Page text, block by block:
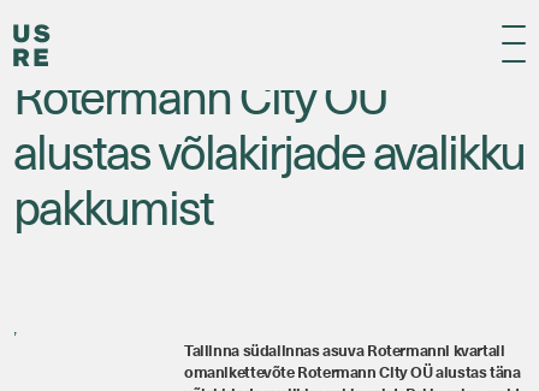
Tagasi
Rotermann City OÜ
alustas võlakirjade avalikku
pakkumist
,
Tallinna südalinnas asuva Rotermanni kvartali
omanikettevõte Rotermann City OÜ alustas täna